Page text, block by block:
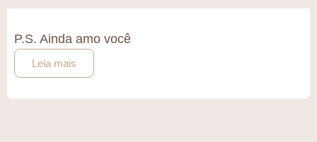
P.S. Ainda amo você
Leia mais